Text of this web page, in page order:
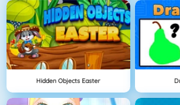
Hidden Objects Easter